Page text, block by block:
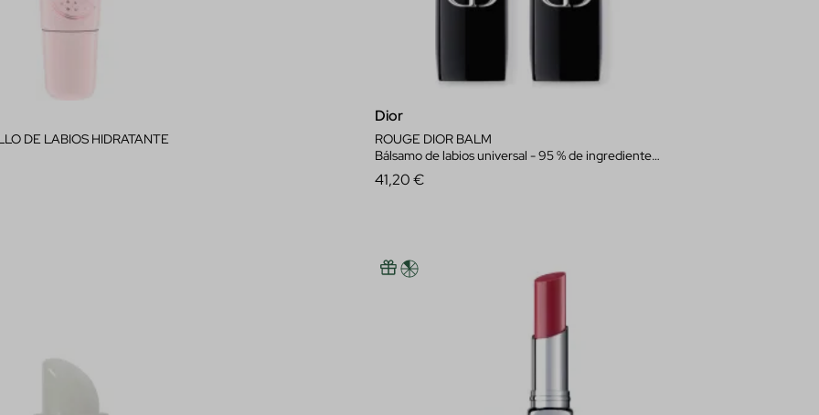
DE LABIOS HIDRATANTE
Dior
ROUGE DIOR BALM
Bálsamo de labios universal - 95 % de ingredientes de origen natural - tratamiento floral hidratante - recargable
41,20 €